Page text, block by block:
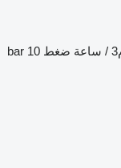
ضغط 10 bar